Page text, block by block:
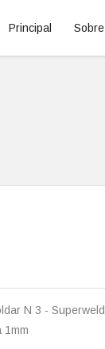
Principal Sobre
N 3 - Superweld
1mm